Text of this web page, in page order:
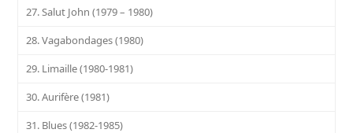
27. Salut John (1979 – 1980)
28. Vagabondages (1980)
29. Limaille (1980-1981)
30. Aurifère (1981)
31. Blues (1982-1985)